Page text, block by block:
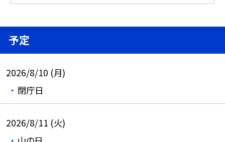
予定
2026/8/10 (月)
閉庁日
2026/8/11 (火)